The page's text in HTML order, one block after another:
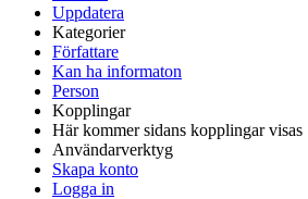
Uppdatera
Kategorier
Författare
Kan ha informaton
Person
Kopplingar
Här kommer sidans kopplingar visas
Användarverktyg
Skapa konto
Logga in